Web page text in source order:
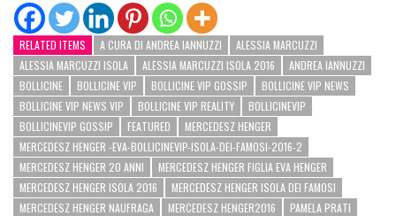
RELATED ITEMS A CURA DI ANDREA IANNUZZI
ALESSIA MARCUZZI
ALESSIA MARCUZZI ISOLA
ALESSIA MARCUZZI ISOLA 2016
ANDREA IANNUZZI
BOLLICINE
BOLLICINE VIP BOLLICINE VIP GOSSIP
BOLLICINE VIP NEWS
BOLLICINE VIP NEWS VIP
BOLLICINE VIP REALITY
BOLLICINEVIP
BOLLICINEVIP GOSSIP
FEATURED
MERCEDESZ HENGER
MERCEDESZ HENGER -EVA-BOLLICINEVIP-ISOLA-DEI-FAMOSI-2016-2
MERCEDESZ HENGER 20 ANNI
MERCEDESZ HENGER FIGLIA EVA HENGER
MERCEDESZ HENGER ISOLA 2016
MERCEDESZ HENGER ISOLA DEI FAMOSI
MERCEDESZ HENGER NAUFRAGA
MERCEDESZ HENGER2016
PAMELA PRATI